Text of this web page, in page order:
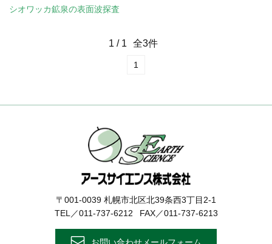
シオワッカ鉱泉の表面波探査
1 / 1 全3件
1
〒001-0039 札幌市北区北39条西3丁目2-1
TEL／011-737-6212
FAX／011-737-6213